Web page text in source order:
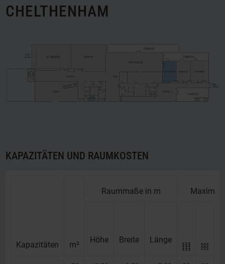
Navigation
CHELTHENHAM
KAPAZITÄTEN UND RAUMKOSTEN
Kapazitäten m²
Raummaße in m
Höhe Breite Länge
Kapazitäten